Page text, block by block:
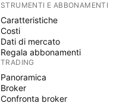
STRUMENTI E ABBONAMENTI
Caratteristiche
Costi
Dati di mercato
Regala abbonamenti
TRADING
Panoramica
Broker
Confronta broker